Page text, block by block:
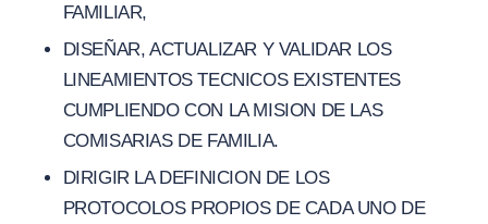
FAMILIAR,
DISEÑAR, ACTUALIZAR Y VALIDAR LOS
LINEAMIENTOS TECNICOS EXISTENTES
CUMPLIENDO CON LA MISION DE LAS
COMISARIAS DE FAMILIA.
DIRIGIR LA DEFINICION DE LOS
PROTOCOLOS PROPIOS DE CADA UNO DE